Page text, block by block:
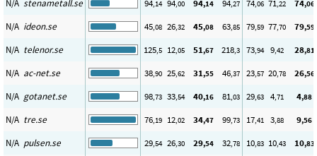
N/A stenametall.se 94,14 94,00 94,14 94,27 74,06 71,22 74,06
N/A ideon.se 45,08 26,32 45,08 63,85 79,59 77,70 79,59
N/A telenor.se 125,5 12,05 51,67 218,3 73,94 9,42 28,81
N/A ac-net.se 38,90 25,62 31,55 46,37 23,57 20,78 26,56
N/A gotanet.se 98,73 33,54 40,16 81,03 29,63 4,71 4,88
N/A tre.se 76,19 12,02 34,47 99,73 17,41 3,88 9,56
N/A pulsen.se 29,54 26,30 29,54 32,78 10,83 10,43 10,83